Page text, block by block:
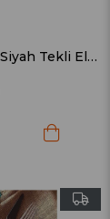
Arnica Solo Siyah Tekli Elektrikli Ocak GH25030